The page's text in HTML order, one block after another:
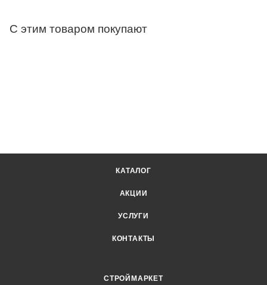
С этим товаром покупают
КАТАЛОГ
АКЦИИ
УСЛУГИ
КОНТАКТЫ
СТРОЙМАРКЕТ